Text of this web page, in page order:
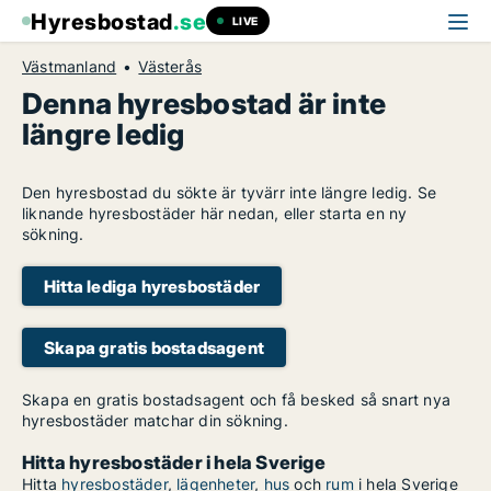
Hyresbostad.se LIVE
Västmanland Västerås
Denna hyresbostad är inte
längre ledig
Den hyresbostad du sökte är tyvärr inte längre ledig. Se
liknande hyresbostäder här nedan, eller starta en ny
sökning.
Hitta lediga hyresbostäder
Skapa gratis bostadsagent
Skapa en gratis bostadsagent och få besked så snart nya
hyresbostäder matchar din sökning.
Hitta hyresbostäder i hela Sverige
Hitta hyresbostäder, lägenheter, hus och rum i hela Sverige